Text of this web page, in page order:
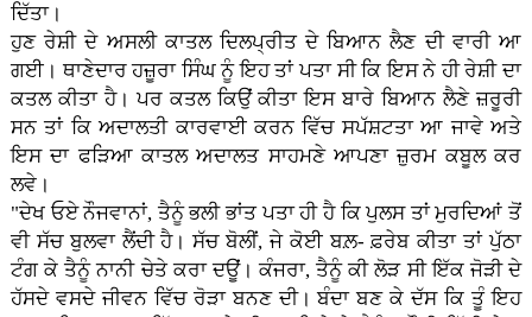
ਦਿੱਤਾ।
ਹੁਣ ਰੇਸ਼ੀ ਦੇ ਅਸਲੀ ਕਾਤਲ ਦਿਲਪ੍ਰੀਤ ਦੇ ਬਿਆਨ ਲੈਣ ਦੀ ਵਾਰੀ ਆ
ਗਈ। ਥਾਣੇਦਾਰ ਹਜ਼ੂਰਾ ਸਿੰਘ ਨੂੰ ਇਹ ਤਾਂ ਪਤਾ ਸੀ ਕਿ ਇਸ ਨੇ ਹੀ ਰੇਸ਼ੀ ਦਾ
ਕਤਲ ਕੀਤਾ ਹੈ। ਪਰ ਕਤਲ ਕਿਉਂ ਕੀਤਾ ਇਸ ਬਾਰੇ ਬਿਆਨ ਲੈਣੇ ਜ਼ਰੂਰੀ
ਸਨ ਤਾਂ ਕਿ ਅਦਾਲਤੀ ਕਾਰਵਾਈ ਕਰਨ ਵਿੱਚ ਸਪੱਸ਼ਟਤਾ ਆ ਜਾਵੇ ਅਤੇ
ਇਸ ਦਾ ਫੜਿਆ ਕਾਤਲ ਅਦਾਲਤ ਸਾਹਮਣੇ ਆਪਣਾ ਜ਼ੁਰਮ ਕਬੂਲ ਕਰ
ਲਵੇ।
"ਦੇਖ ਓਏ ਨੌਜਵਾਨਾਂ, ਤੈਨੂੰ ਭਲੀ ਭਾਂਤ ਪਤਾ ਹੀ ਹੈ ਕਿ ਪੁਲਸ ਤਾਂ ਮੁਰਦਿਆਂ ਤੋਂ
ਵੀ ਸੱਚ ਬੁਲਵਾ ਲੈਂਦੀ ਹੈ। ਸੱਚ ਬੋਲੀਂ, ਜੇ ਕੋਈ ਬਲ਼- ਫ਼ਰੇਬ ਕੀਤਾ ਤਾਂ ਪੁੱਠਾ
ਟੰਗ ਕੇ ਤੈਨੂੰ ਨਾਨੀ ਚੇਤੇ ਕਰਾ ਦਊਂ। ਕੰਜਰਾ, ਤੈਨੂੰ ਕੀ ਲੋੜ ਸੀ ਇੱਕ ਜੋੜੀ ਦੇ
ਹੱਸਦੇ ਵਸਦੇ ਜੀਵਨ ਵਿੱਚ ਰੋੜਾ ਬਨਣ ਦੀ। ਬੰਦਾ ਬਣ ਕੇ ਦੱਸ ਕਿ ਤੂੰ ਇਹ